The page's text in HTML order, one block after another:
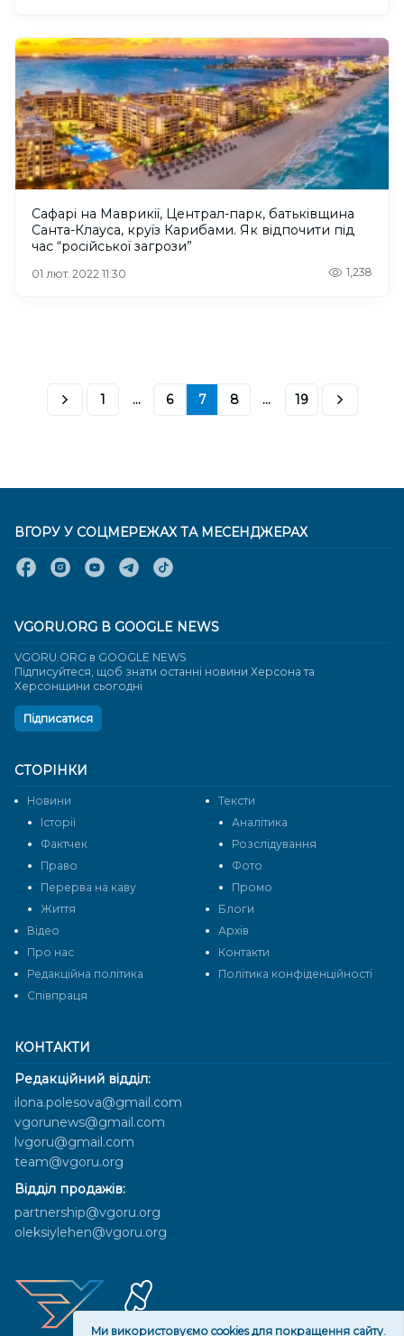
Сафарі на Маврикії, Централ-парк, батьківщина
Санта-Клауса, круїз Карибами. Як відпочити під
час “російської загрози”
01 лют. 2022 11:30 1,238
1 ... 6 7 8 ... 19
КОНТАКТИ
Редакційний відділ:
ilona.polesova@gmail.com
vgorunews@gmail.com
lvgoru@gmail.com
team@vgoru.org
Відділ продажів:
partnership@vgoru.org
oleksiylehen@vgoru.org
СТОРІНКИ
Новини
Тексти
Історії
Аналітика
Фактчек
Розслідування
Право
Фото
Перерва на каву
Промо
Життя
Блоги
Відео
Архів
Про нас
Контакти
Редакційна політика
Політика конфіденційності
Cпівпраця
ВГОРУ У СОЦМЕРЕЖАХ ТА МЕСЕНДЖЕРАХ
VGORU.ORG В GOOGLE NEWS
VGORU.ORG в GOOGLE NEWS
Підписуйтеся, щоб знати останні новини Херсона та
Херсонщини сьогодні
Підписатися
Ми використовуємо cookies для покращення сайту.